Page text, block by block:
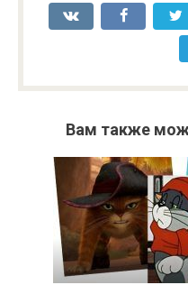
Вам также